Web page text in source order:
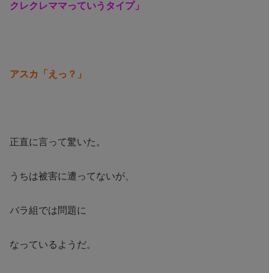
クレクレママっていうタイプ」
アスカ「えっ？」
正直に言って驚いた。
うちは被害に遭ってないが、
バラ組では問題に
なっているようだ。